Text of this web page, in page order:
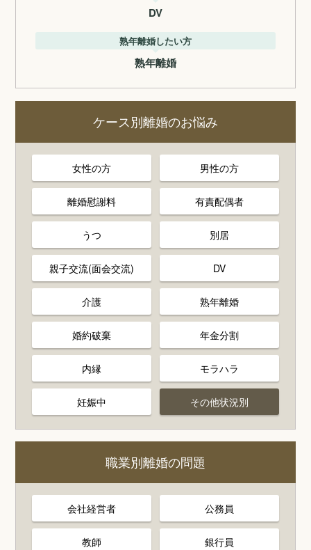
DV
熟年離婚したい方
熟年離婚
ケース別離婚のお悩み
女性の方 男性の方
離婚慰謝料 有責配偶者
うつ 別居
親子交流(面会交流) DV
介護 熟年離婚
婚約破棄 年金分割
内縁 モラハラ
妊娠中 その他状況別
職業別離婚の問題
会社経営者 公務員
教師 銀行員